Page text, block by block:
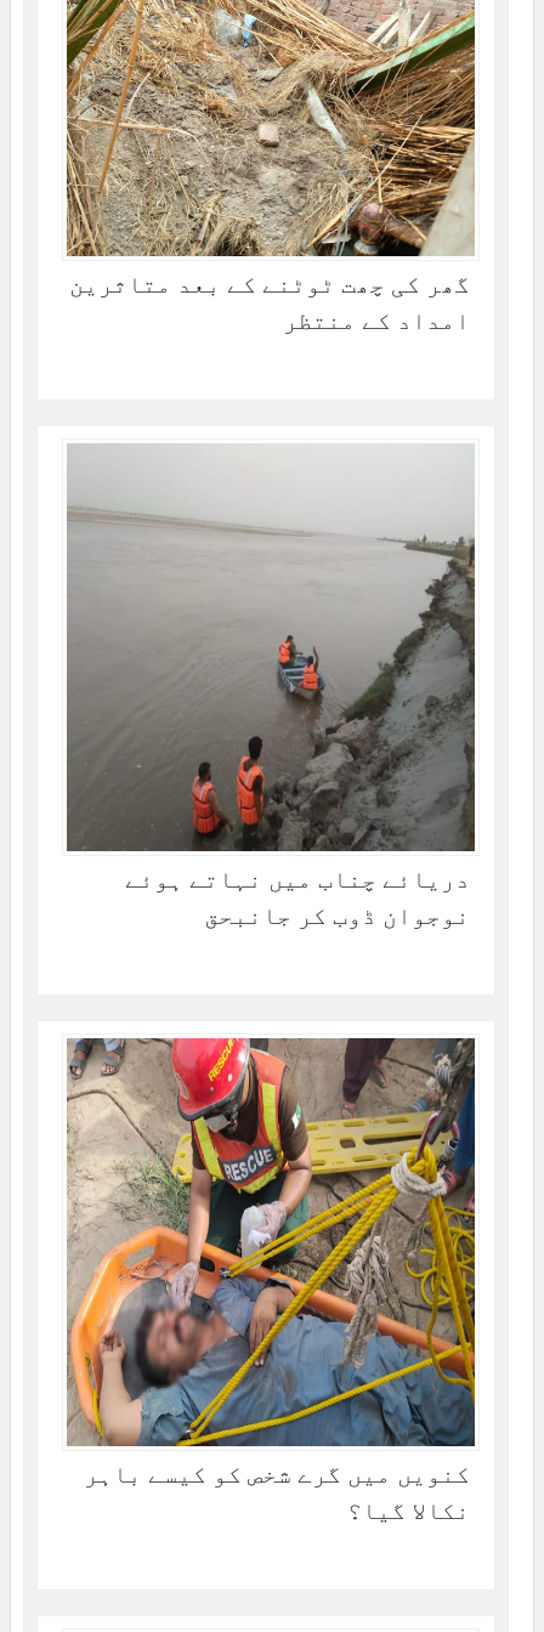
گھر کی چھت ٹوٹنے کے بعد متاثرین
امداد کے منتظر
دریائے چناب میں نہاتے ہوئے
نوجوان ڈوب کر جانبحق
کنویں میں گرے شخص کو کیسے باہر
نکالا گیا؟